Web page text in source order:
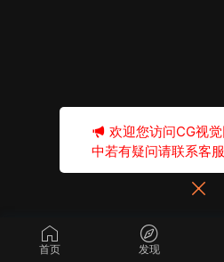
首页 发现
欢迎您访问CG视
中若有疑问请联系客